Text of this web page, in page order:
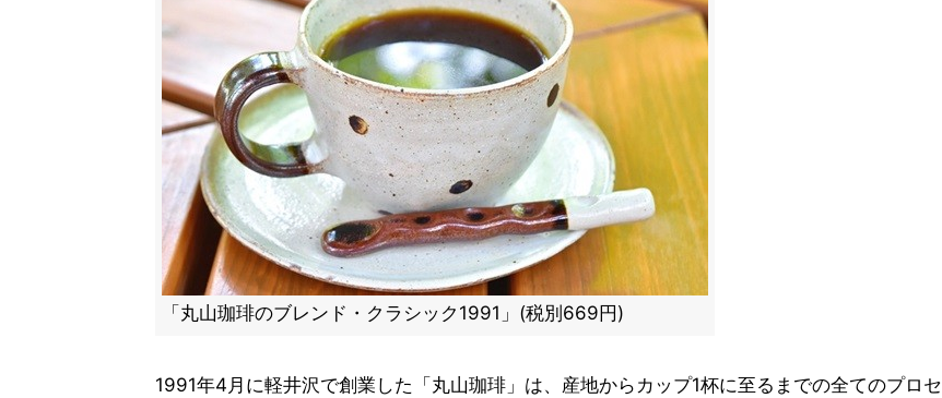
「丸山珈琲のブレンド・クラシック1991」(税別669円)
1991年4月に軽井沢で創業した「丸山珈琲」は、産地からカップ1杯に至るまでの全てのプロセ